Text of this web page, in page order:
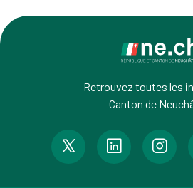
Retrouvez toutes les
Canton de